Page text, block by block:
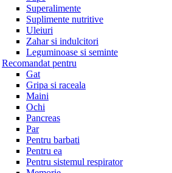
Superalimente
Suplimente nutritive
Uleiuri
Zahar si indulcitori
Leguminoase si seminte
Recomandat pentru
Gat
Gripa si raceala
Maini
Ochi
Pancreas
Par
Pentru barbati
Pentru ea
Pentru sistemul respirator